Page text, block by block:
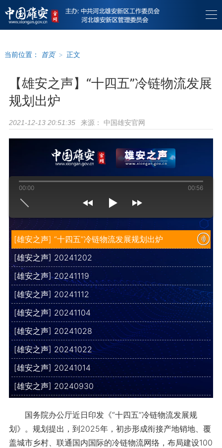
当前位置： 首页 > 正文
【雄安之声】“十四五”冷链物流发展
规划出炉
2021-12-13 20:51:35 来源： 中国雄安官网
[雄安之声] “十四五”冷链物流发展规划出炉
[雄安之声] 20241202
[雄安之声] 20241119
[雄安之声] 20241112
[雄安之声] 20241104
[雄安之声] 20241028
[雄安之声] 20241022
[雄安之声] 20241014
[雄安之声] 20240930
00:00 00:56
国务院办公厅近日印发《“十四五”冷链物流发展规
划》。规划提出，到2025年，初步形成衔接产地销地、覆
盖城市乡村、联通国内国际的冷链物流网络，布局建设100